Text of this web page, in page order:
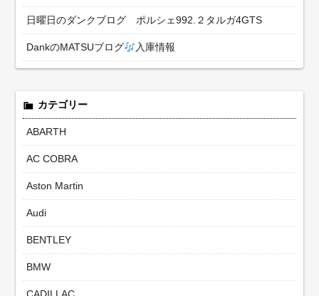
日曜日のダンクブログ ポルシェ992.２タルガ4GTS
DankのMATSUブログ 入庫情報
カテゴリー
ABARTH
AC COBRA
Aston Martin
Audi
BENTLEY
BMW